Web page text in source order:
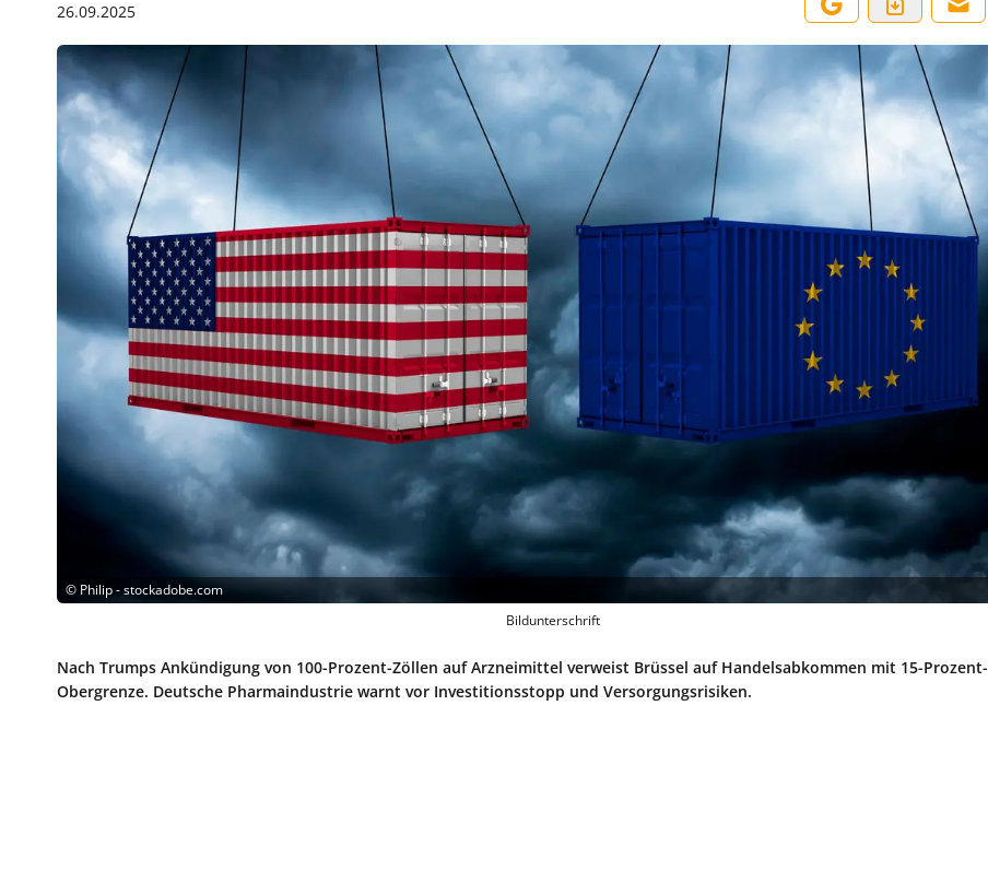
26.09.2025
© Philip - stockadobe.com
Bildunterschrift
Nach Trumps Ankündigung von 100-Prozent-Zöllen auf Arzneimittel verweist Brüssel auf Handelsabkommen mit 15-Prozent-
Obergrenze. Deutsche Pharmaindustrie warnt vor Investitionsstopp und Versorgungsrisiken.